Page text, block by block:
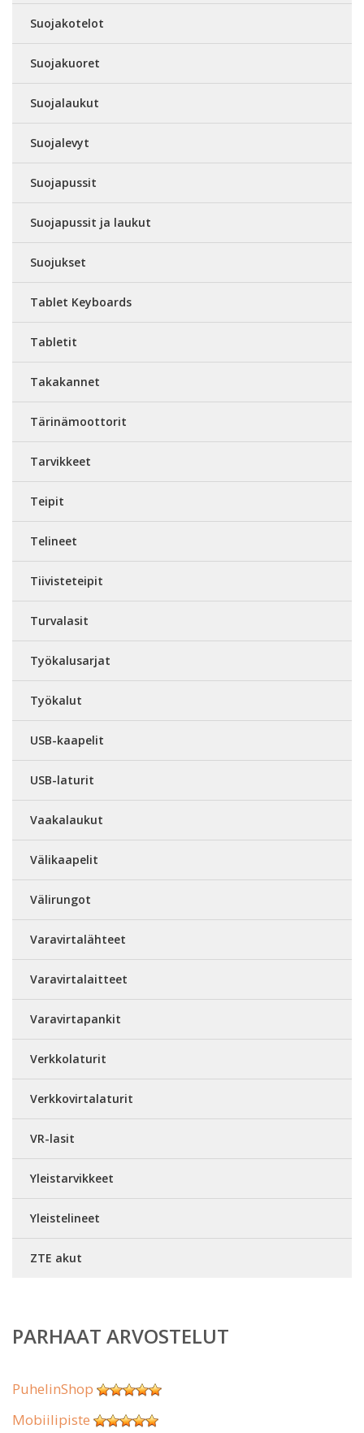
Suojakotelot
Suojakuoret
Suojalaukut
Suojalevyt
Suojapussit
Suojapussit ja laukut
Suojukset
Tablet Keyboards
Tabletit
Takakannet
Tärinämoottorit
Tarvikkeet
Teipit
Telineet
Tiivisteteipit
Turvalasit
Työkalusarjat
Työkalut
USB-kaapelit
USB-laturit
Vaakalaukut
Välikaapelit
Välirungot
Varavirtalähteet
Varavirtalaitteet
Varavirtapankit
Verkkolaturit
Verkkovirtalaturit
VR-lasit
Yleistarvikkeet
Yleistelineet
ZTE akut
PARHAAT ARVOSTELUT
PuhelinShop
Mobiilipiste